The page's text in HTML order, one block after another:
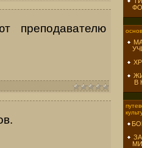
преподавателю
В